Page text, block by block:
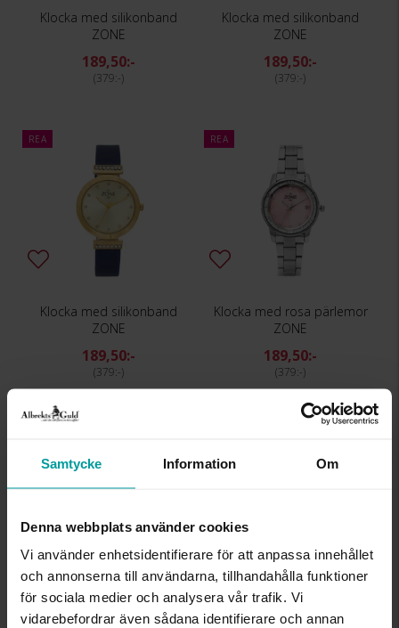
Samtycke Information Om
Denna webbplats använder cookies
Vi använder enhetsidentifierare för att anpassa innehållet
och annonserna till användarna, tillhandahålla funktioner
för sociala medier och analysera vår trafik. Vi
vidarebefordrar även sådana identifierare och annan
Klocka med silikonband
ZONE
189,50:-
379:-
Klocka med silikonband
ZONE
189,50:-
379:-
REA
Klocka med silikonband
ZONE
189,50:-
379:-
REA
Klocka med rosa pärlemor
ZONE
189,50:-
379:-
Klocka med grå pärlemor
ZONE
Klocka med turkos pärlemor
ZONE